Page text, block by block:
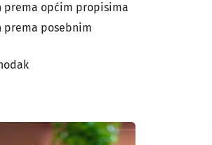
prema općim propisima
prema posebnim